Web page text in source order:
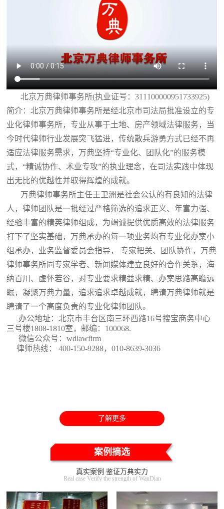
北京万典律师事务所(执业证号：311100000951733925)
简介：北京万典律师事务所是经北京市司法局批准设立的专
业化律师事务所，专业从事于土地、房产领域法律服务，当
今时代律师行业发展突飞猛进，传统散兵游勇方式已经不再
适应法律服务需求，万典坚持“专业化、团队化”的服务模
式，“精诚协作、术业专攻”的执业理念，在司法实践中体现
出无比的优越性并取得辉煌的成就。
万典律师事务所主任王卫洲是社会公认的有良知的法律
人，律师团队是一批经过严格筛选的追求正义、年富力强、
经验丰富的精英律师组成，为竭诚提供优质高效的法律服务
打下了坚实基础，万典承办的每一项业务均有专业化办案小
组承办，业务监督委员会指导， 专家把关、团队协作，万典
律师事务所同专家学者、新闻媒体建立良好的合作关系，海
纳百川、虚怀若谷，对专业要求精益求精、办案思路高瞻远
瞩，凝聚万典力量，追求追求卓越成就，聘请万典律师就是
聘请了一个高度负责的专业化律师团队。
办公地址：北京市丰台区南三环西路16号搜宝商务中心
三号楼1808-1810室 ，邮编：100068.
微信公众号：wdlawfirm
律师热线： 400-150-9288，010-8639-3036
了解更多
案例摘选
真实案例 鉴证万典实力
Real case Verify the strength of WanDian